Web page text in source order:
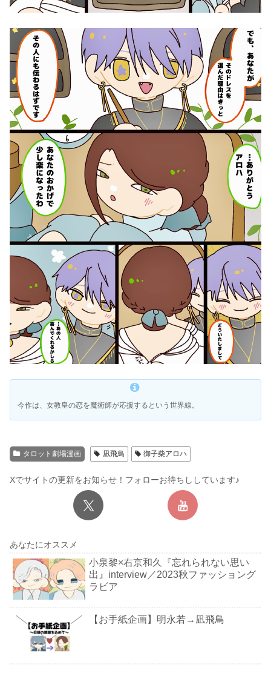
今作は、女教皇の恋を魔術師が応援するという世界線。
タロット劇場漫画 凪飛鳥 御子柴アロハ
Xでサイトの更新をお知らせ！フォローお待ちししています♪
あなたにオススメ
小泉黎×右京和久『忘れられない思い
出』interview／2023秋ファッショング
ラビア
【お手紙企画】明永若→凪飛鳥